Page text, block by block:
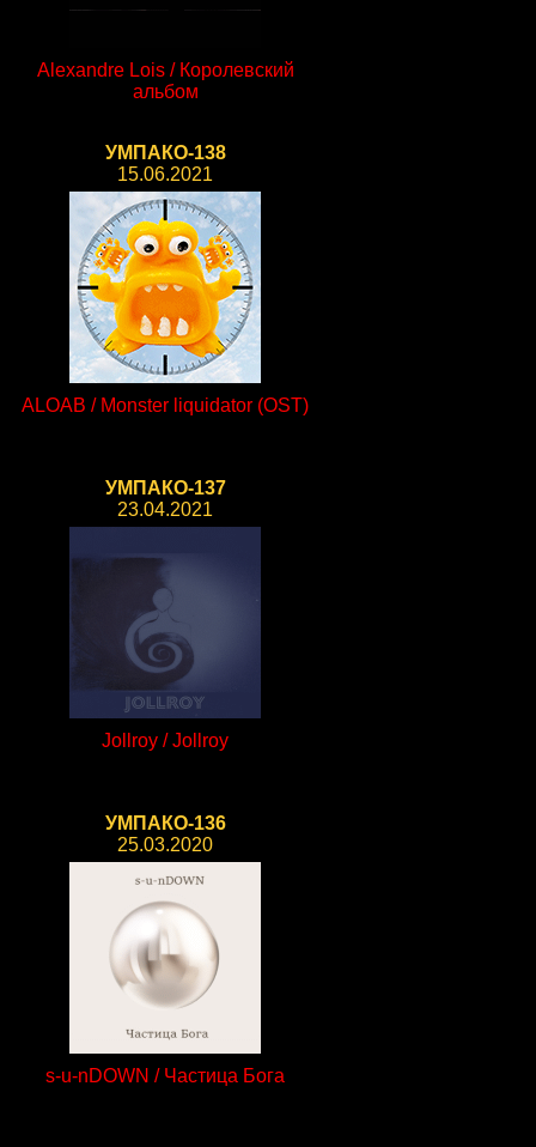
Alexandre Lois / Королевский
альбом
УМПАКО-138
15.06.2021
ALOAB / Monster liquidator (OST)
УМПАКО-137
23.04.2021
Jollroy / Jollroy
УМПАКО-136
25.03.2020
s-u-nDOWN / Частица Бога